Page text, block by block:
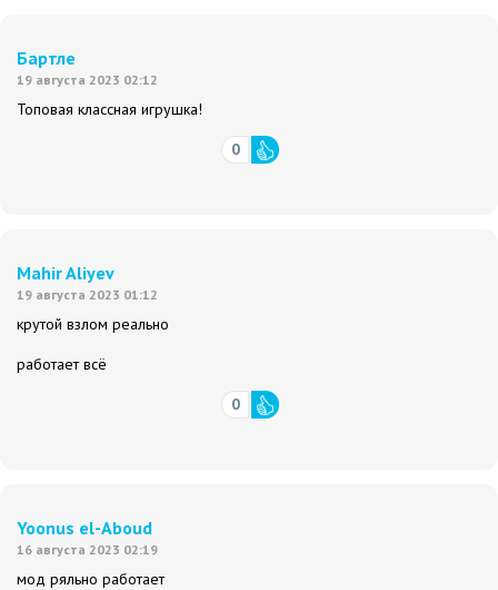
Бартле
19 августа 2023 02:12
Топовая классная игрушка!
0
Mahir Aliyev
19 августа 2023 01:12
крутой взлом реально
работает всё
0
Yoonus el-Aboud
16 августа 2023 02:19
мод ряльно работает